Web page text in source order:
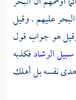
عليهم . وقيل
هو جواب قول
الرشادفكذبه
نفسه بل أهلك